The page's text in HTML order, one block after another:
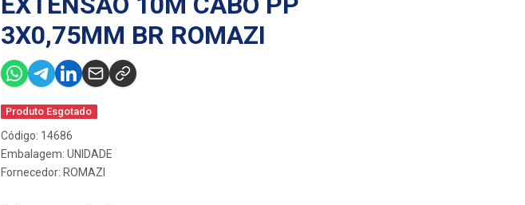
3X0,75MM BR ROMAZI
Produto Esgotado
Código: 14686
Embalagem: UNIDADE
Fornecedor: ROMAZI